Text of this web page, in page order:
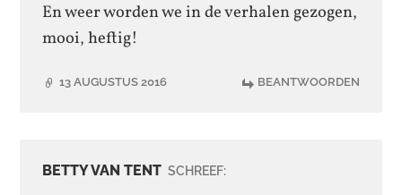
En weer worden we in de verhalen gezogen,
mooi, heftig!
13 AUGUSTUS 2016 BEANTWOORDEN
BETTY VAN TENT SCHREEF: